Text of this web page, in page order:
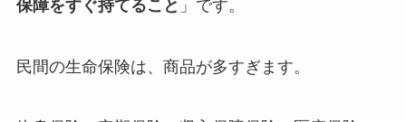
保障をすぐ持てること 」です。
民間の生命保険は、商品が多すぎます。